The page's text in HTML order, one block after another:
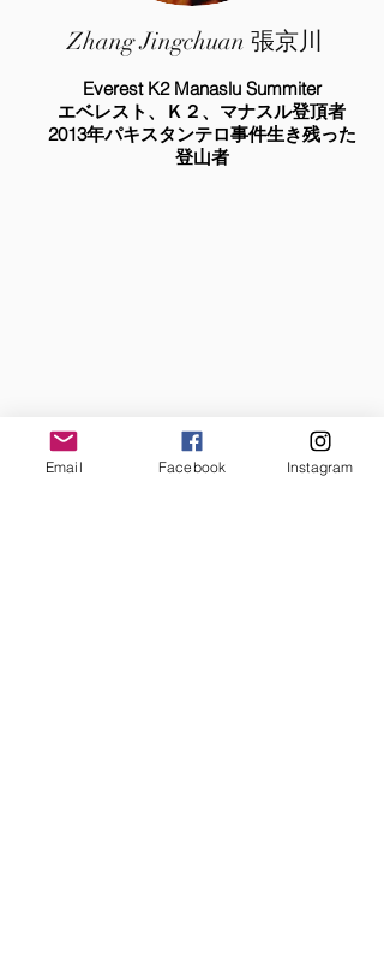
Zhang Jingchuan 張京川
Everest K2 Manaslu Summiter
​エベレスト、Ｋ２、マナスル登頂者
​2013年パキスタンテロ事件生き残った
登山者
Email Facebook Instagram